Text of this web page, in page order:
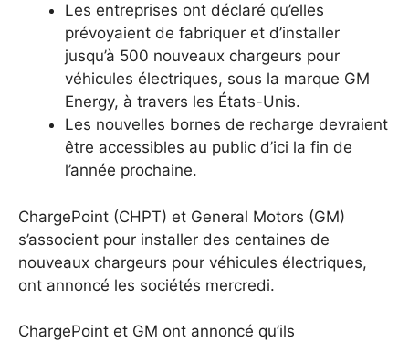
Les entreprises ont déclaré qu’elles
prévoyaient de fabriquer et d’installer
jusqu’à 500 nouveaux chargeurs pour
véhicules électriques, sous la marque GM
Energy, à travers les États-Unis.
Les nouvelles bornes de recharge devraient
être accessibles au public d’ici la fin de
l’année prochaine.
ChargePoint (CHPT) et General Motors (GM)
s’associent pour installer des centaines de
nouveaux chargeurs pour véhicules électriques,
ont annoncé les sociétés mercredi.
ChargePoint et GM ont annoncé qu’ils